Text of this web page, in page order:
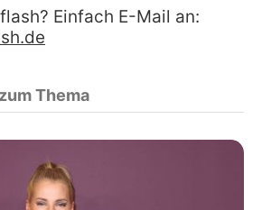
Einfach E-Mail an:
Thema